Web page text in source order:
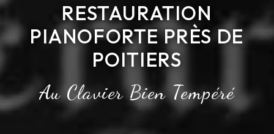
RESTAURATION
PIANOFORTE PRÈS DE
POITIERS
Au Clavier Bien Tempéré